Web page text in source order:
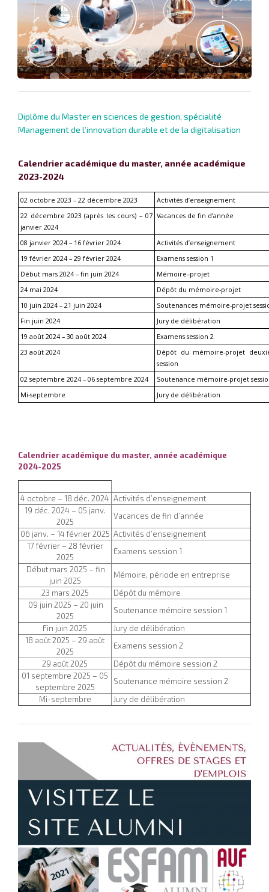
Diplôme du Master en sciences de gestion, spécialité
Management de l’innovation durable et de la digitalisation
Calendrier académique du master, année académique
2023-2024
02 octobre 2023 – 22 décembre 2023
Activités d’enseignement
22 décembre 2023 (après les cours) – 07
janvier 2024
Vacances de fin d’année
08 janvier 2024 – 16 février 2024
Activités d’enseignement
19 février 2024 – 29 février 2024 Examens session 1
Début mars 2024 – fin juin 2024 Mémoire–projet
24 mai 2024
Dépôt du mémoire-projet
10 juin 2024 – 21 juin 2024 Soutenances mémoire-projet
Fin juin 2024
Jury de délibération
19 août 2024 – 30 août 2024
Examens session 2
23 août 2024
Dépôt du mémoire-projet
session
02 septembre 2024 – 06 septembre 2024 Soutenance mémoire-projet
Mi-septembre Jury de délibération
Calendrier académique du master, année académique
2024-2025
4 octobre – 18 déc. 2024 Activités d’enseignement
19 déc. 2024 – 05 janv.
2025
Vacances de fin d’année
06 janv. – 14 février 2025 Activités d’enseignement
17 février – 28 février
2025
Examens session 1
Début mars 2025 – fin
juin 2025
Mémoire, période en entreprise
23 mars 2025
Dépôt du mémoire
09 juin 2025 – 20 juin
2025
Soutenance mémoire session 1
Fin juin 2025
Jury de délibération
18 août 2025 – 29 août
2025
Examens session 2
29 août 2025
Dépôt du mémoire session 2
01 septembre 2025 – 05
septembre 2025
Soutenance mémoire session 2
Mi-septembre
Jury de délibération